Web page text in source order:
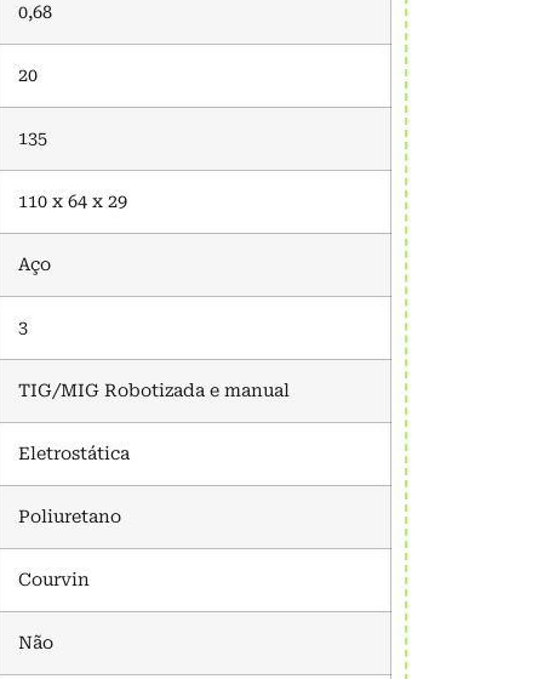
0,68
20
135
110 x 64 x 29
Aço
3
TIG/MIG Robotizada e manual
Eletrostática
Poliuretano
Courvin
Não